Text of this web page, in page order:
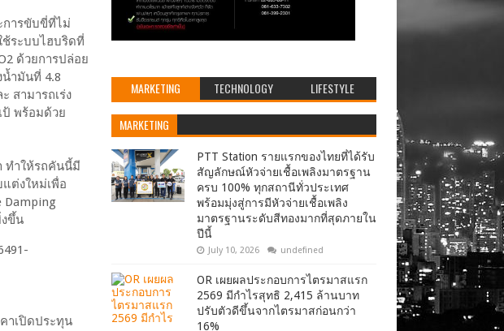
การขับขี่ที่ไม่
ช้ระบบไฮบริดที่
ด้วยการปล่อย
น้ำมันที่ 4.8
สามารถเร่ง
ป้ พร้อมด้วย
ทำให้รถคันนี้มี
ต่งใหม่เพื่อ
Damping
ขึ้น
าเปิดประทุน
MARKETING TECHNOLOGY LIFESTYLE
MARKETING
PTT Station รายแรกของไทยที่ได้รับ
สัญลักษณ์หัวจ่ายเชื้อเพลิงมาตรฐาน
ครบ 100% ทุกสถานีทั่วประเทศ
พร้อมมุ่งสู่การมีหัวจ่ายเชื้อเพลิง
มาตรฐานระดับสีทองมากที่สุดภายใน
ปีนี้
July 10, 2026 undefined
OR เผยผลประกอบการไตรมาสแรก
2569 มีกำไรสุทธิ 2,415 ล้านบาท
ปรับตัวดีขึ้นจากไตรมาสก่อนกว่า
16%